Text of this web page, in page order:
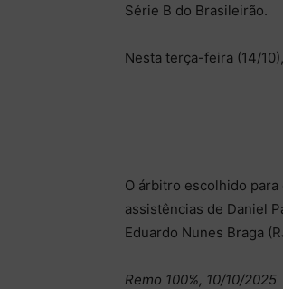
Série B do Brasileirão.
Nesta terça-feira (14/
O árbitro escolhido para
assistências de Daniel
Eduardo Nunes Braga
Remo 100%, 10/10/2025